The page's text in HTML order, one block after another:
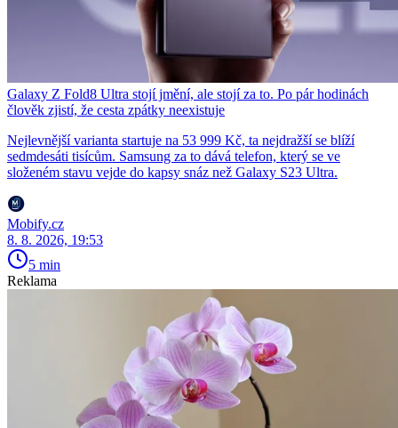
Galaxy Z Fold8 Ultra stojí jmění, ale stojí za to. Po pár hodinách
člověk zjistí, že cesta zpátky neexistuje
Nejlevnější varianta startuje na 53 999 Kč, ta nejdražší se blíží
sedmdesáti tisícům. Samsung za to dává telefon, který se ve
složeném stavu vejde do kapsy snáz než Galaxy S23 Ultra.
Mobify.cz
8. 8. 2026, 19:53
5 min
Reklama